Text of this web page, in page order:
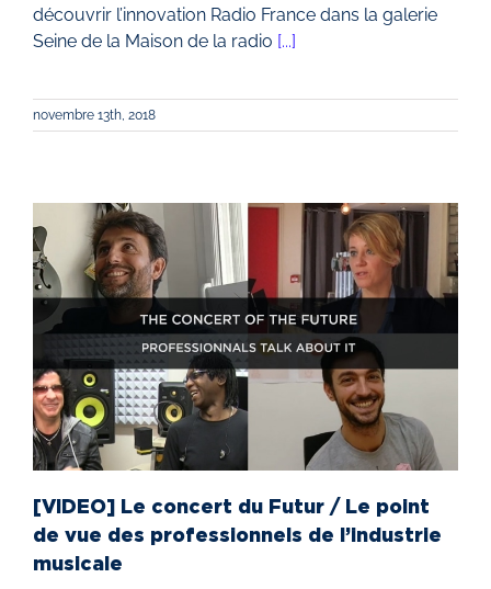
découvrir l’innovation Radio France dans la galerie
Seine de la Maison de la radio [...]
novembre 13th, 2018
[VIDEO] Le concert du Futur / Le point
de vue des professionnels de l’industrie
musicale